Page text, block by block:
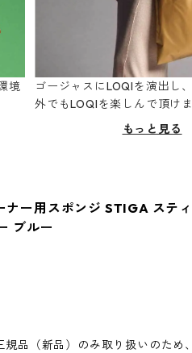
境
ゴージャスにLOQIを演出し
外でもLOQIを楽しんで頂けま
もっと見る
ナー用スポンジ STIGA ステ
ブルー
規品（新品）のみ取り扱いのため